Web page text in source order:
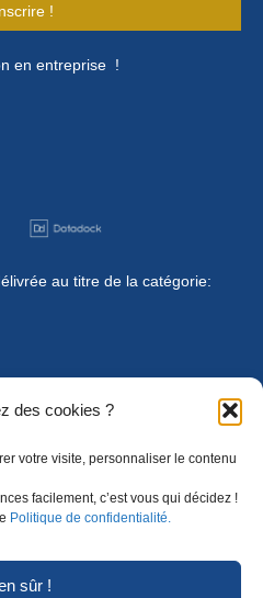
des cookies ?
votre visite, personnaliser le contenu
facilement, c’est vous qui décidez !
Politique de confidentialité.
sûr !
!
en entreprise !
au titre de la catégorie: